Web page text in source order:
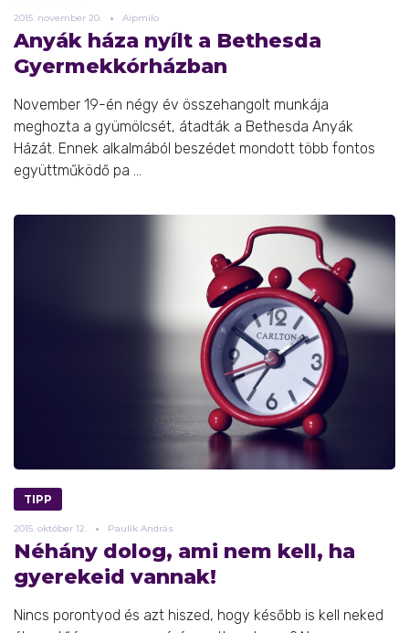
2015. november 20. Aipmilo
Anyák háza nyílt a Bethesda
Gyermekkórházban
November 19-én négy év összehangolt munkája
meghozta a gyümölcsét, átadták a Bethesda Anyák
Házát. Ennek alkalmából beszédet mondott több fontos
együttműködő pa ...
TIPP
2015. október 12. Paulik András
Néhány dolog, ami nem kell, ha
gyerekeid vannak!
Nincs porontyod és azt hiszed, hogy később is kell neked